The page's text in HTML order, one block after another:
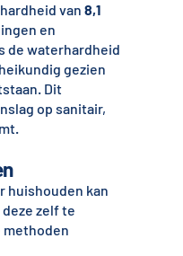
van 8,1
en
de waterhardheid
gezien
Dit
op sanitair,
huishouden kan
zelf te
methoden